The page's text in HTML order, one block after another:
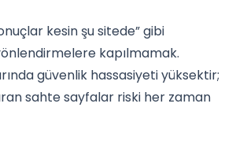
kesin şu sitede” gibi
kapılmamak.
güvenlik hassasiyeti yüksektir;
sahte sayfalar riski her zaman